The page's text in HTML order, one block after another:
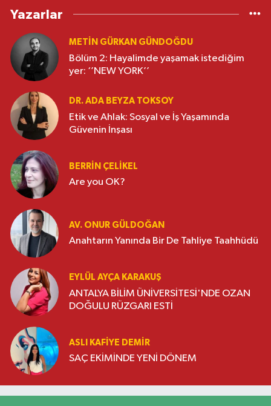
Yazarlar
METIN GÜRKAN GÜNDOĞDU
Bölüm 2: Hayalimde yaşamak istediğim
yer: ‘’NEW YORK’’
DR. ADA BEYZA TOKSOY
Etik ve Ahlak: Sosyal ve İş Yaşamında
Güvenin İnşası
BERRIN ÇELIKEL
Are you OK?
AV. ONUR GÜLDOĞAN
Anahtarın Yanında Bir De Tahliye Taahhüdü
EYLÜL AYÇA KARAKUŞ
ANTALYA BİLİM ÜNİVERSİTESİ'NDE OZAN
DOĞULU RÜZGARI ESTİ
ASLI KAFIYE DEMIR
SAÇ EKİMİNDE YENİ DÖNEM